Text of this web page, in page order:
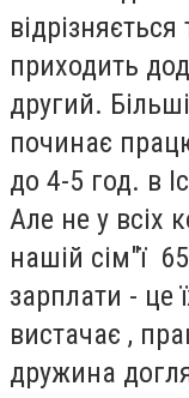
приходить
другий.
починає
до 4-5 год. в
Але не у всіх
нашій сім"ї
зарплати - це
вистачає ,
дружина